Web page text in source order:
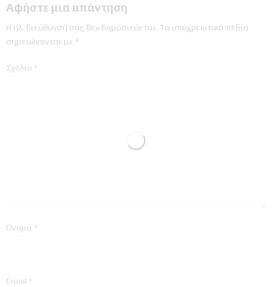
Αφήστε μια απάντηση
Η ηλ. διεύθυνση σας δεν δημοσιεύεται. Τα υποχρεωτικά πεδία
σημειώνονται με *
Σχόλιο *
Όνομα *
Email *